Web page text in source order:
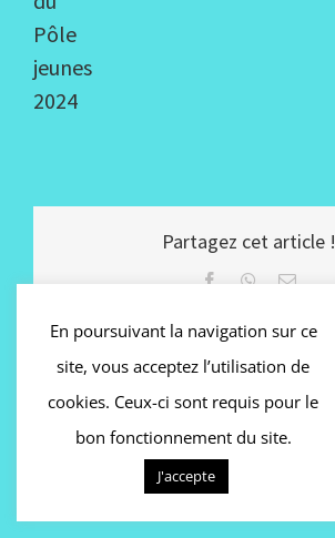
Pôle
jeunes
2024
Partagez cet article !
FacebookWhatsApp
Email
En poursuivant la navigation sur ce
site, vous acceptez l’utilisation de
cookies. Ceux-ci sont requis pour le
bon fonctionnement du site.
J'accepte